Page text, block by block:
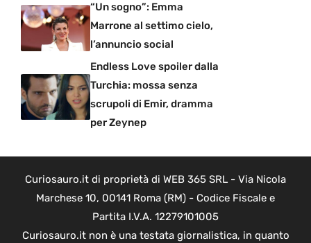
“Un sogno”: Emma
Marrone al settimo cielo,
l’annuncio social
Endless Love spoiler dalla
Turchia: mossa senza
scrupoli di Emir, dramma
per Zeynep
Curiosauro.it di proprietà di WEB 365 SRL - Via Nicola
Marchese 10, 00141 Roma (RM) - Codice Fiscale e
Partita I.V.A. 12279101005
Curiosauro.it non è una testata giornalistica, in quanto